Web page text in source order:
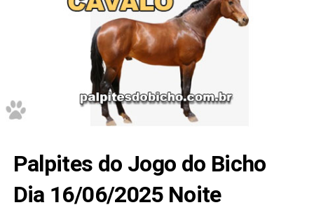
Palpites do Jogo do Bicho
Dia 16/06/2025 Noite